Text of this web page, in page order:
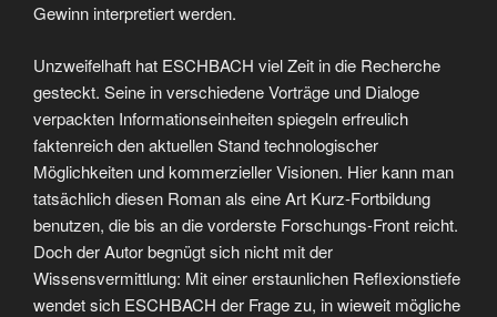
Gewinn interpretiert werden.
Unzweifelhaft hat ESCHBACH viel Zeit in die Recherche
gesteckt. Seine in verschiedene Vorträge und Dialoge
verpackten Informationseinheiten spiegeln erfreulich
faktenreich den aktuellen Stand technologischer
Möglichkeiten und kommerzieller Visionen. Hier kann man
tatsächlich diesen Roman als eine Art Kurz-Fortbildung
benutzen, die bis an die vorderste Forschungs-Front reicht.
Doch der Autor begnügt sich nicht mit der
Wissensvermittlung: Mit einer erstaunlichen Reflexionstiefe
wendet sich ESCHBACH der Frage zu, in wieweit mögliche